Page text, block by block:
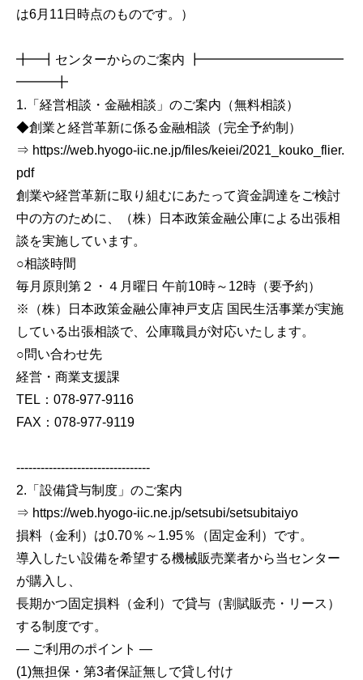
は6月11日時点のものです。）
╋━┫センターからのご案内 ┣━━━━━━━━━━━
━━━╋
1.「経営相談・金融相談」のご案内（無料相談）
◆創業と経営革新に係る金融相談（完全予約制）
⇒ https://web.hyogo-iic.ne.jp/files/keiei/2021_kouko_flier.
pdf
創業や経営革新に取り組むにあたって資金調達をご検討
中の方のために、（株）日本政策金融公庫による出張相
談を実施しています。
○相談時間
毎月原則第２・４月曜日 午前10時～12時（要予約）
※（株）日本政策金融公庫神戸支店 国民生活事業が実施
している出張相談で、公庫職員が対応いたします。
○問い合わせ先
経営・商業支援課
TEL：078-977-9116
FAX：078-977-9119
---------------------------------
2.「設備貸与制度」のご案内
⇒ https://web.hyogo-iic.ne.jp/setsubi/setsubitaiyo
損料（金利）は0.70％～1.95％（固定金利）です。
導入したい設備を希望する機械販売業者から当センター
が購入し、
長期かつ固定損料（金利）で貸与（割賦販売・リース）
する制度です。
― ご利用のポイント ―
(1)無担保・第3者保証無しで貸し付け